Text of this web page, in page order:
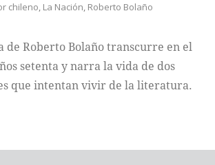
chileno, La Nación, Roberto Bolaño
de Roberto Bolaño transcurre en el
setenta y narra la vida de dos
que intentan vivir de la literatura.